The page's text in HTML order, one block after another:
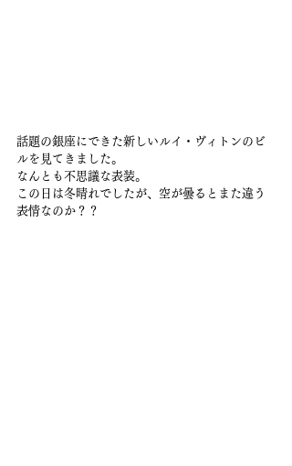
話題の銀座にできた新しいルイ・ヴィトンのビ
ルを見てきました。
なんとも不思議な表装。
この日は冬晴れでしたが、空が曇るとまた違う
表情なのか？？